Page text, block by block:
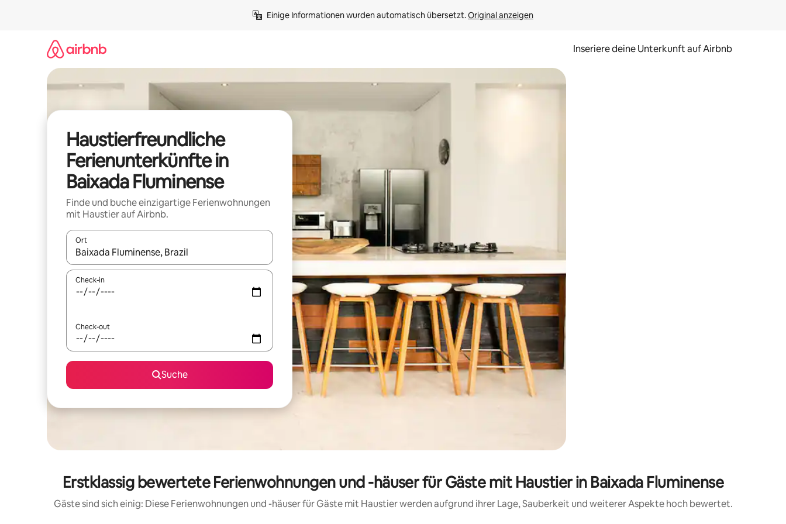
Einige Informationen wurden automatisch übersetzt. Original anzeigen
Inseriere deine Unterkunft auf Airbnb
Haustierfreundliche
Ferienunterkünfte in
Baixada Fluminense
Finde und buche einzigartige Ferienwohnungen
mit Haustier auf Airbnb.
Ort
Wenn Ergebnisse verfügbar sind, navigiere mit den Pfeiltasten nach oben und unten oder erkunde die Ergebnisse durch Berühren oder Wischgesten.
Check-in
Check-out
Suche
Erstklassig bewertete Ferienwohnungen und -häuser für Gäste mit Haustier in Baixada Fluminense
Gäste sind sich einig: Diese Ferienwohnungen und -häuser für Gäste mit Haustier werden aufgrund ihrer Lage, Sauberkeit und weiterer Aspekte hoch bewertet.